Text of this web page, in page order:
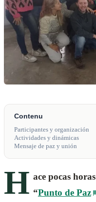
Contenu
Participantes y organización
Actividades y dinámicas
Mensaje de paz y unión
H ace pocas
“Punto de Paz